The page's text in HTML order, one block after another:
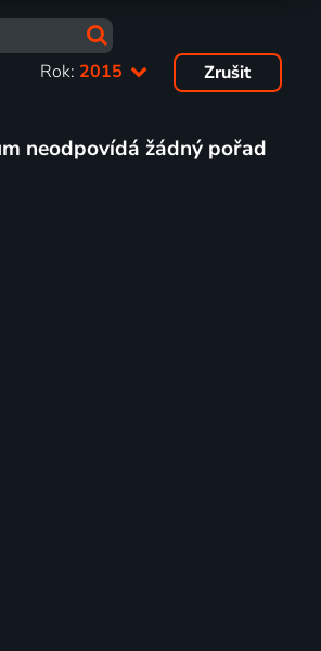
Rok: 2015 Zrušit
neodpovídá žádný pořad